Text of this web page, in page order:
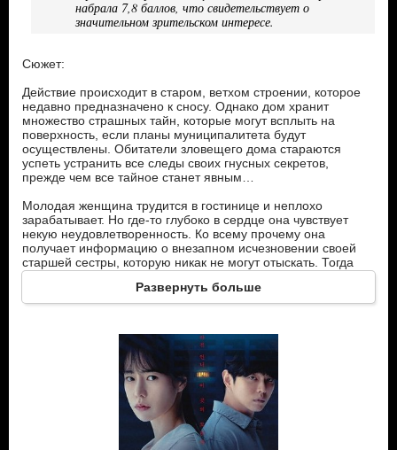
набрала 7,8 баллов, что свидетельствует о
значительном зрительском интересе.
Сюжет:
Действие происходит в старом, ветхом строении, которое
недавно предназначено к сносу. Однако дом хранит
множество страшных тайн, которые могут всплыть на
поверхность, если планы муниципалитета будут
осуществлены. Обитатели зловещего дома стараются
успеть устранить все следы своих гнусных секретов,
прежде чем все тайное станет явным…
Молодая женщина трудится в гостинице и неплохо
зарабатывает. Но где-то глубоко в сердце она чувствует
некую неудовлетворенность. Ко всему прочему она
получает информацию о внезапном исчезновении своей
старшей сестры, которую никак не могут отыскать. Тогда
главная героиня решает сама взяться за поиски, которые и
приводят ее в тот самый особняк под названием «Роза»…
Опрашивая его жителей, она понимает, что все они
Джи На – успешная служащая престижного отеля, сестра
которой бесследно исчезла. Любящая и настойчивая,
умная и смелая. Готова на многое ради того, чтобы
разыскать свою любимую старшую сестру, или хотя бы
выяснить что с ней случилось.
Развернуть больше